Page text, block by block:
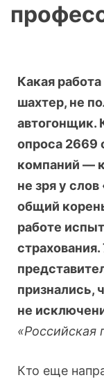
Какая
шахтер, не
автогонщик.
опроса 2669
компаний —
не зря у
общий
работе
признались,
не
«Российская
Кто еще